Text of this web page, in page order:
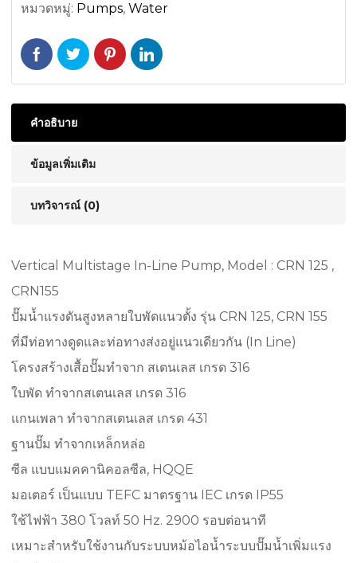
หมวดหมู่: Pumps, Water
คำอธิบาย
ข้อมูลเพิ่มเติม
บทวิจารณ์ (0)
Vertical Multistage In-Line Pump, Model : CRN 125 ,
CRN155
ปั๊มน้ำแรงดันสูงหลายใบพัดแนวตั้ง รุ่น CRN 125, CRN 155
ที่มีท่อทางดูดและท่อทางส่งอยู่แนวเดียวกัน (In Line)
โครงสร้างเสื้อปั๊มทำจาก สเตนเลส เกรด 316
ใบพัด ทำจากสเตนเลส เกรด 316
แกนเพลา ทำจากสเตนเลส เกรด 431
ฐานปั๊ม ทำจากเหล็กหล่อ
ซีล แบบแมคคานิคอลซีล, HQQE
มอเตอร์ เป็นแบบ TEFC มาตรฐาน IEC เกรด IP55
ใช้ไฟฟ้า 380 โวลท์ 50 Hz. 2900 รอบต่อนาที
เหมาะสำหรับใช้งานกับระบบหม้อไอน้ำระบบปั๊มน้ำเพิ่มแรง